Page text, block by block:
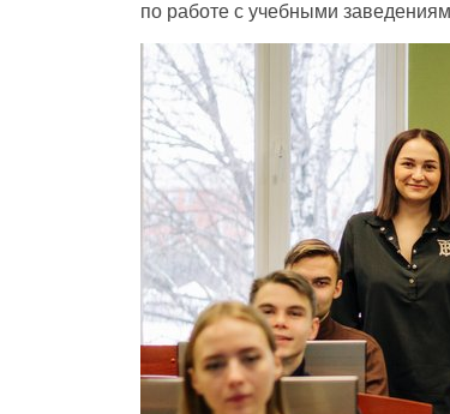
по работе с учебными